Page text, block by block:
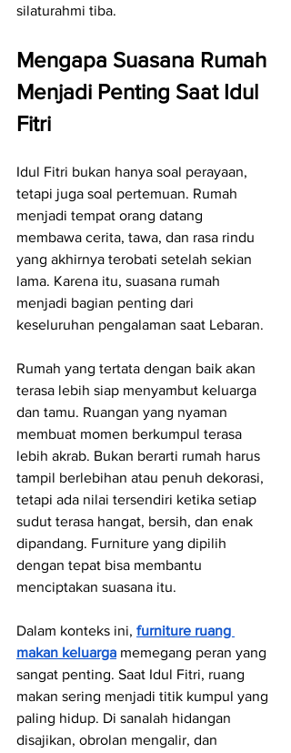
silaturahmi tiba.
Mengapa Suasana Rumah
Menjadi Penting Saat Idul
Fitri
Idul Fitri bukan hanya soal perayaan,
tetapi juga soal pertemuan. Rumah
menjadi tempat orang datang
membawa cerita, tawa, dan rasa rindu
yang akhirnya terobati setelah sekian
lama. Karena itu, suasana rumah
menjadi bagian penting dari
keseluruhan pengalaman saat Lebaran.
Rumah yang tertata dengan baik akan
terasa lebih siap menyambut keluarga
dan tamu. Ruangan yang nyaman
membuat momen berkumpul terasa
lebih akrab. Bukan berarti rumah harus
tampil berlebihan atau penuh dekorasi,
tetapi ada nilai tersendiri ketika setiap
sudut terasa hangat, bersih, dan enak
dipandang. Furniture yang dipilih
dengan tepat bisa membantu
menciptakan suasana itu.
Dalam konteks ini, furniture ruang
makan keluarga memegang peran yang
sangat penting. Saat Idul Fitri, ruang
makan sering menjadi titik kumpul yang
paling hidup. Di sanalah hidangan
disajikan, obrolan mengalir, dan